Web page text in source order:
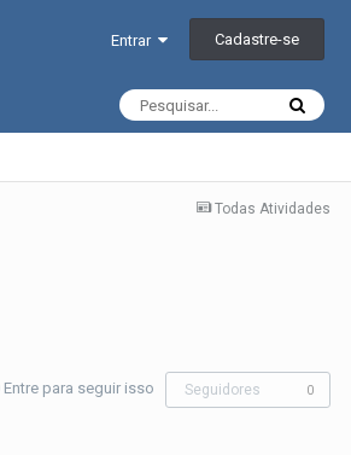
Entrar Cadastre-se
Todas Atividades
Entre para seguir isso Seguidores 0